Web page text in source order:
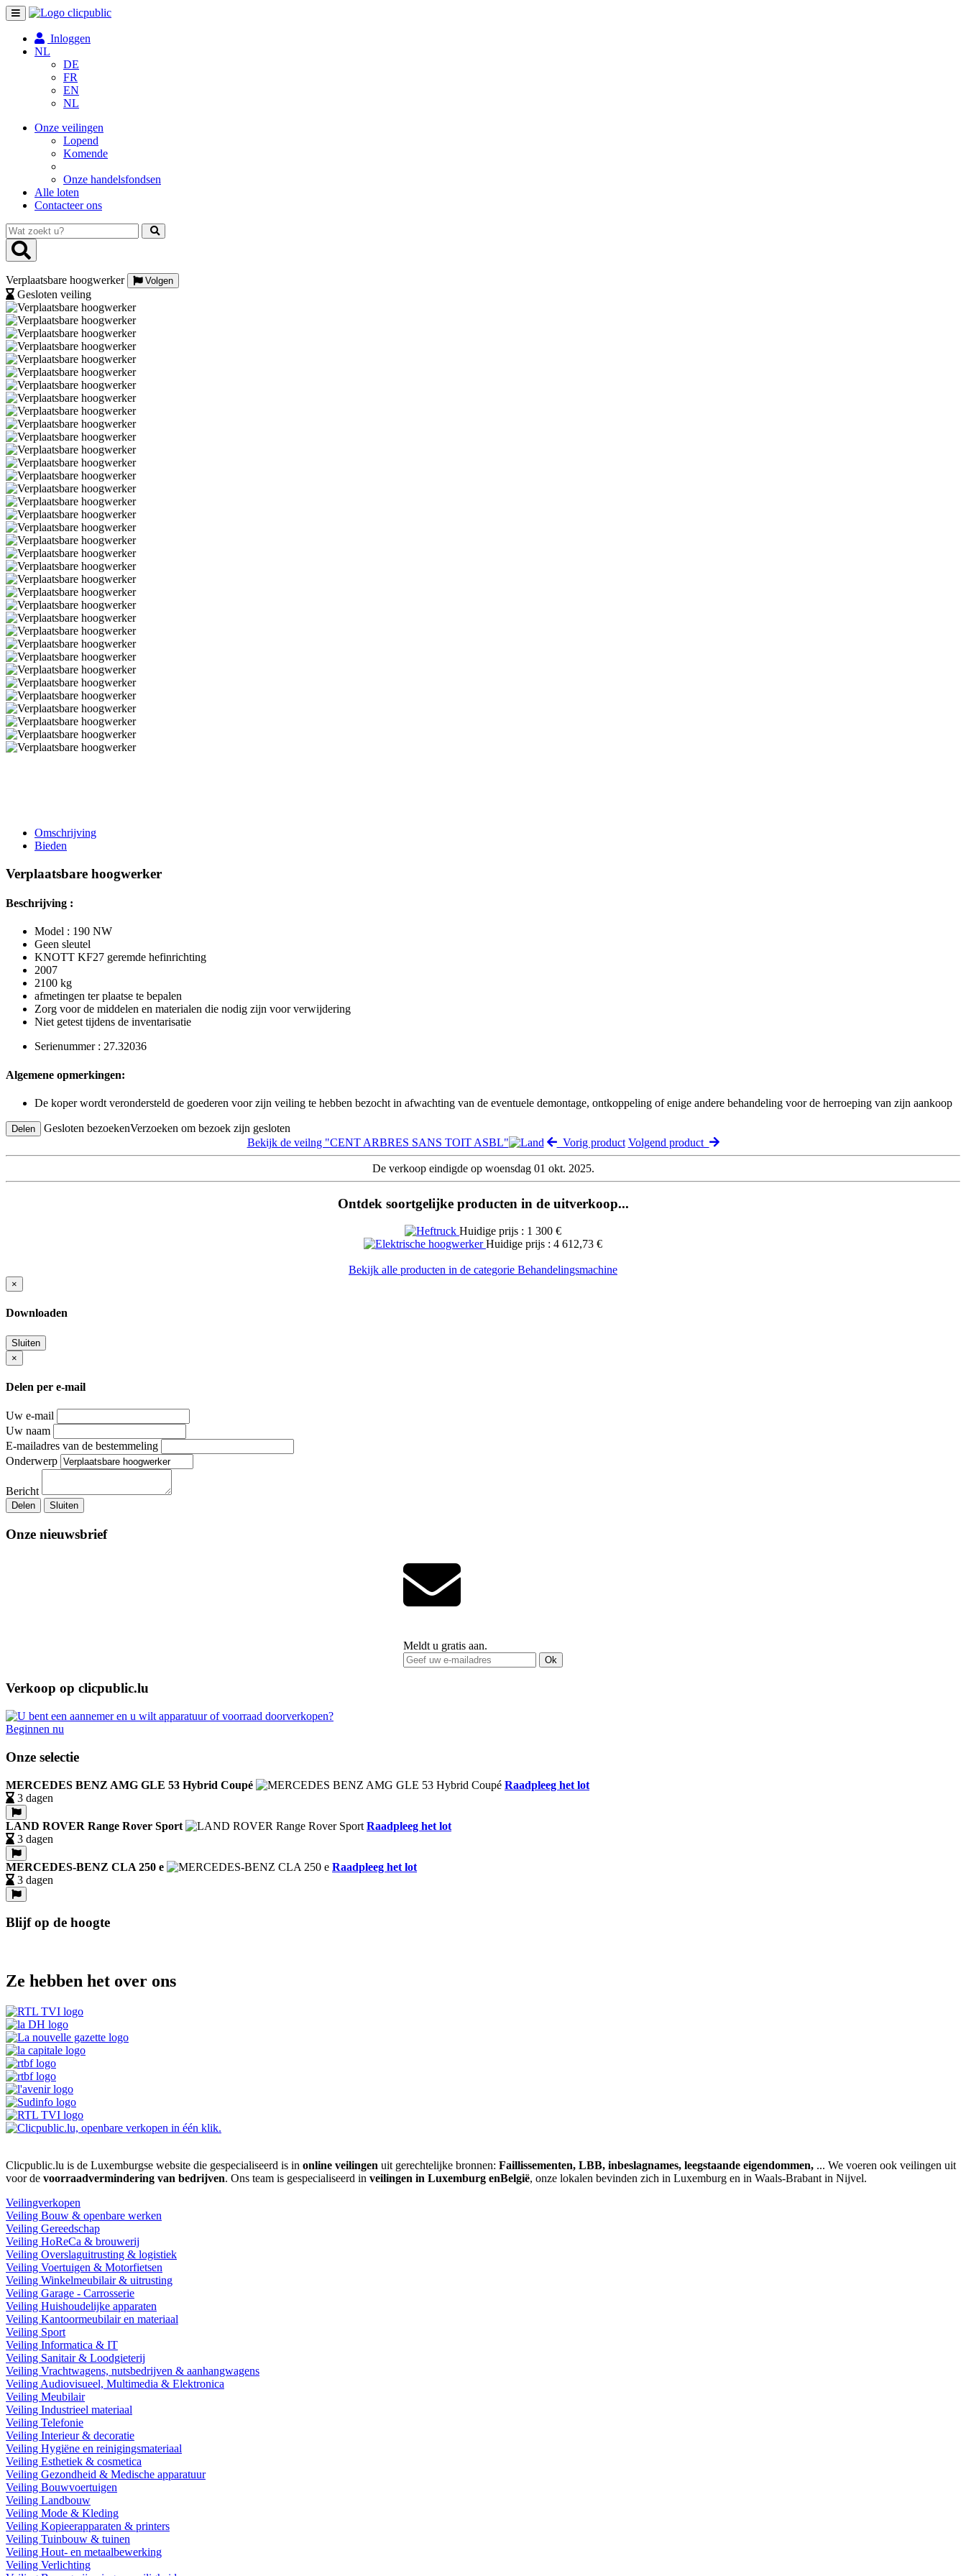
Toggle
navigation
Inloggen
NL
DE
FR
EN
NL
Onze veilingen
Lopend
Komende
Onze handelsfondsen
Alle loten
Contacteer ons
Wat
zoekt
u?
Verplaatsbare hoogwerker Volgen
Gesloten veiling
Omschrijving
Bieden
Verplaatsbare hoogwerker
Beschrijving :
Model : 190 NW
Geen sleutel
KNOTT KF27 geremde hefinrichting
2007
2100 kg
afmetingen ter plaatse te bepalen
Zorg voor de middelen en materialen die nodig zijn voor verwijdering
Niet getest tijdens de inventarisatie
Serienummer : 27.32036
Algemene opmerkingen:
De koper wordt verondersteld de goederen voor zijn veiling te hebben bezocht in afwachting van de eventuele demontage, ontkoppeling of enige andere behandeling voor de herroeping van zijn aankoop
Delen Gesloten bezoekenVerzoeken om bezoek zijn gesloten
Bekijk de veilng "CENT ARBRES SANS TOIT ASBL"
Vorig product Volgend product
De verkoop eindigde op woensdag 01 okt. 2025.
Ontdek soortgelijke producten in de uitverkoop...
Huidige prijs : 1 300 €
Huidige prijs : 4 612,73 €
Bekijk alle producten in de categorie Behandelingsmachine
×
Downloaden
Sluiten
×
Delen per e-mail
Uw e-mail
Uw naam
E-mailadres van de bestemmeling
Onderwerp
Bericht
Delen Sluiten
Onze nieuwsbrief
Meldt u gratis aan.
Ok
Verkoop op clicpublic.lu
Beginnen nu
Onze selectie
MERCEDES BENZ AMG GLE 53 Hybrid Coupé
Raadpleeg het lot
3 dagen
LAND ROVER Range Rover Sport
Raadpleeg het lot
3 dagen
MERCEDES-BENZ CLA 250 e
Raadpleeg het lot
3 dagen
Blijf op de hoogte
Ze hebben het over ons
Clicpublic.lu is de Luxemburgse website die gespecialiseerd is in online veilingen uit gerechtelijke bronnen: Faillissementen, LBB, inbeslagnames, leegstaande eigendommen, ... We voeren ook veilingen uit
voor de voorraadvermindering van bedrijven. Ons team is gespecialiseerd in veilingen in Luxemburg enBelgië, onze lokalen bevinden zich in Luxemburg en in Waals-Brabant in Nijvel.
Veilingverkopen
Veiling Bouw & openbare werken
Veiling Gereedschap
Veiling HoReCa & brouwerij
Veiling Overslaguitrusting & logistiek
Veiling Voertuigen & Motorfietsen
Veiling Winkelmeubilair & uitrusting
Veiling Garage - Carrosserie
Veiling Huishoudelijke apparaten
Veiling Kantoormeubilair en materiaal
Veiling Sport
Veiling Informatica & IT
Veiling Sanitair & Loodgieterij
Veiling Vrachtwagens, nutsbedrijven & aanhangwagens
Veiling Audiovisueel, Multimedia & Elektronica
Veiling Meubilair
Veiling Industrieel materiaal
Veiling Telefonie
Veiling Interieur & decoratie
Veiling Hygiëne en reinigingsmateriaal
Veiling Esthetiek & cosmetica
Veiling Gezondheid & Medische apparatuur
Veiling Bouwvoertuigen
Veiling Landbouw
Veiling Mode & Kleding
Veiling Kopieerapparaten & printers
Veiling Tuinbouw & tuinen
Veiling Hout- en metaalbewerking
Veiling Verlichting